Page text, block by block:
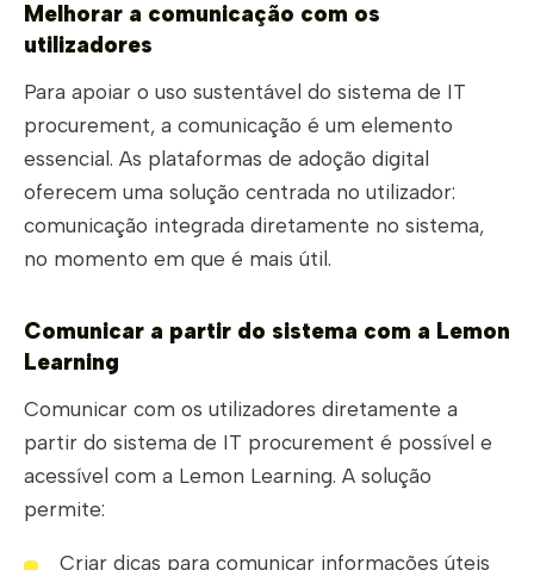
Melhorar a comunicação com os
utilizadores
Para apoiar o uso sustentável do sistema de IT
procurement, a comunicação é um elemento
essencial. As plataformas de adoção digital
oferecem uma solução centrada no utilizador:
comunicação integrada diretamente no sistema,
no momento em que é mais útil.
Comunicar a partir do sistema com a Lemon
Learning
Comunicar com os utilizadores diretamente a
partir do sistema de IT procurement é possível e
acessível com a Lemon Learning. A solução
permite:
Criar dicas para comunicar informações úteis